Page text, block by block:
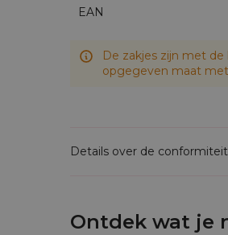
EAN
De zakjes zijn met
opgegeven maat
Details over de
Ontdek wat je